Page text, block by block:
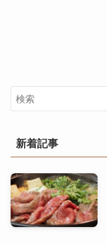
新着記事